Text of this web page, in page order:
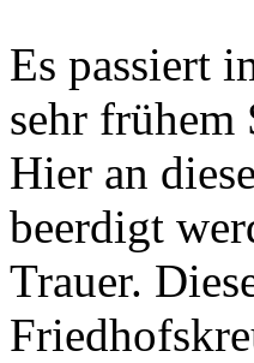
Es passiert
sehr frühem
Hier an
beerdigt
Trauer.